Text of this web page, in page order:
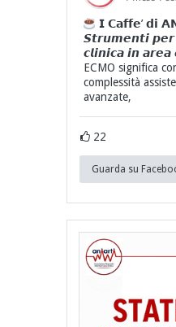
𝗜 𝗖𝗮𝗳𝗳𝗲’ 𝗱𝗶
𝙎𝙩𝙧𝙪𝙢𝙚𝙣𝙩𝙞 𝙥𝙚𝙧
𝙘𝙡𝙞𝙣𝙞𝙘𝙖 𝙞𝙣 𝙖𝙧𝙚𝙖
ECMO significa
complessità
avanzate,
22
Guarda su